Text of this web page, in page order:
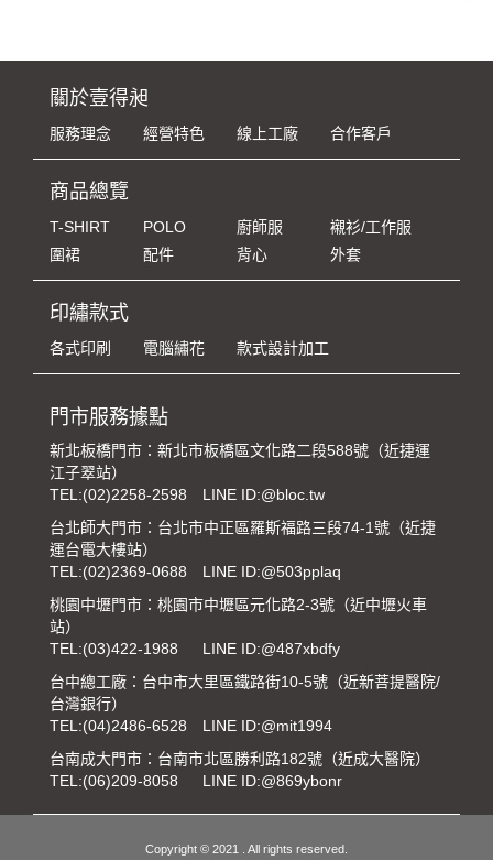
關於壹得昶
服務理念 經營特色 線上工廠 合作客戶
商品總覽
T-SHIRT POLO 廚師服
襯衫/工作服
圍裙
配件 背心 外套
印繡款式
各式印刷 電腦繡花 款式設計加工
門市服務據點
新北板橋門市：新北市板橋區文化路二段588號（近捷運
江子翠站）
TEL:(02)2258-2598
LINE ID:@bloc.tw
台北師大門市：台北市中正區羅斯福路三段74-1號（近捷
運台電大樓站）
TEL:(02)2369-0688
LINE ID:@503pplaq
桃園中壢門市：桃園市中壢區元化路2-3號（近中壢火車
站）
TEL:(03)422-1988
LINE ID:@487xbdfy
台中總工廠：台中市大里區鐵路街10-5號（近新菩提醫院/
台灣銀行）
TEL:(04)2486-6528
LINE ID:@mit1994
台南成大門市：台南市北區勝利路182號（近成大醫院）
TEL:(06)209-8058 LINE ID:@869ybonr
Copyright © 2021 . All rights reserved.